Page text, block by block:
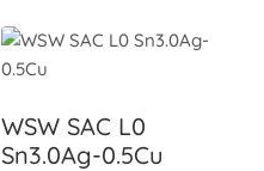
WSW SAC L0
Sn3.0Ag-0.5Cu